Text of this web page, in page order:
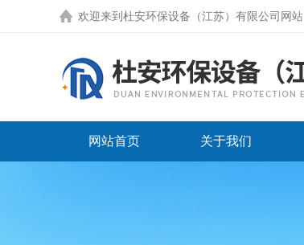
欢迎来到 杜安环保设备（江苏）有限公司网站
网站首页 关于我们